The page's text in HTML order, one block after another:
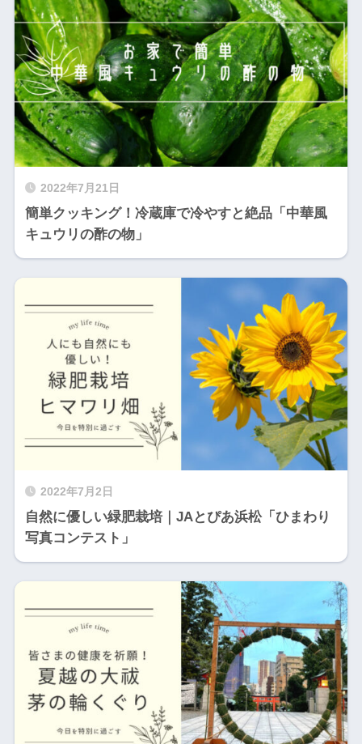
2022年7月21日
簡単クッキング！冷蔵庫で冷やすと絶品「中華風
キュウリの酢の物」
2022年7月2日
自然に優しい緑肥栽培｜JAとぴあ浜松「ひまわり
写真コンテスト」